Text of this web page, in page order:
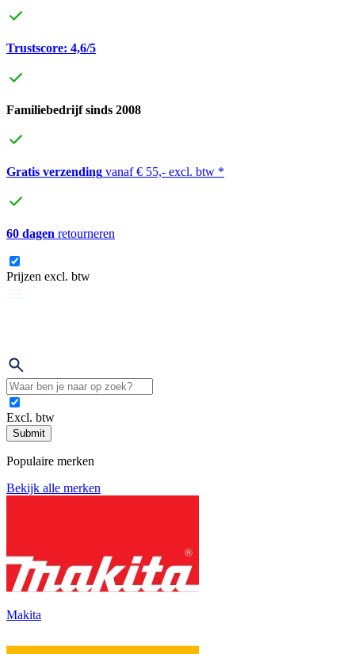
Trustscore: 4,6/5
Familiebedrijf sinds 2008
Gratis verzending vanaf € 55,- excl. btw *
60 dagen retourneren
Prijzen excl. btw
Excl. btw
Submit
Populaire merken
Bekijk alle merken
Makita